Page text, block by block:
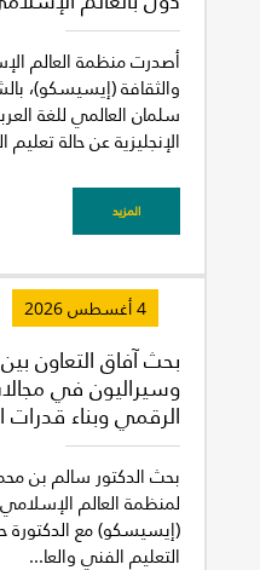
أصدرت منظمة العالم
والثقافة (إيسيسكو)،
سلمان العالمي للغة
الإنجليزية عن حالة
المزيد
4 أغسطس 2026
بحث آفاق التعاون
وسيراليون في
الرقمي وبناء قدرات
بحث الدكتور سالم بن
لمنظمة العالم الإسلامي
(إيسيسكو) مع الدكتورة
التعليم الفني والعا...